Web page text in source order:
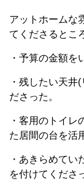
アットホームな
てくださるとこ
・予算の金額を
・残したい天井
ださった。
・客用のトイレ
た居間の台を活
・あきらめて
を付けてくださ